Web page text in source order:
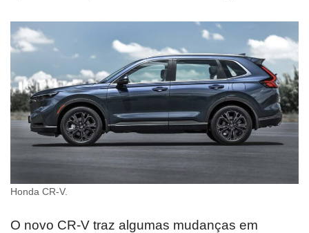
Honda CR-V.
O novo CR-V traz algumas mudanças em